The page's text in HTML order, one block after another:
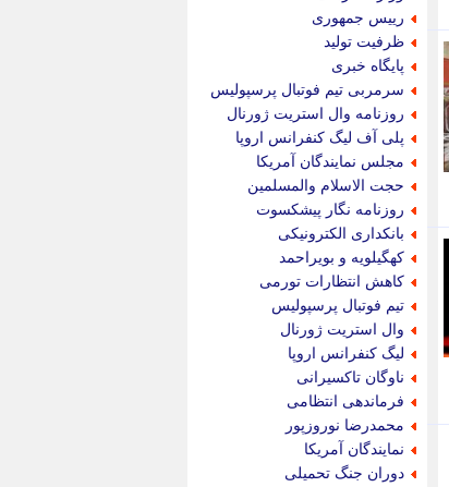
رییس جمهوری
ظرفیت تولید
پایگاه خبری
سرمربی تیم فوتبال پرسپولیس
روزنامه وال استریت ژورنال
پلی آف لیگ کنفرانس اروپا
مجلس نمایندگان آمریکا
حجت الاسلام والمسلمین
روزنامه نگار پیشکسوت
بانکداری الکترونیکی
کهگیلویه و بویراحمد
کاهش انتظارات تورمی
تیم فوتبال پرسپولیس
وال استریت ژورنال
لیگ کنفرانس اروپا
ناوگان تاکسیرانی
فرماندهی انتظامی
محمدرضا نوروزپور
نمایندگان آمریکا
دوران جنگ تحمیلی